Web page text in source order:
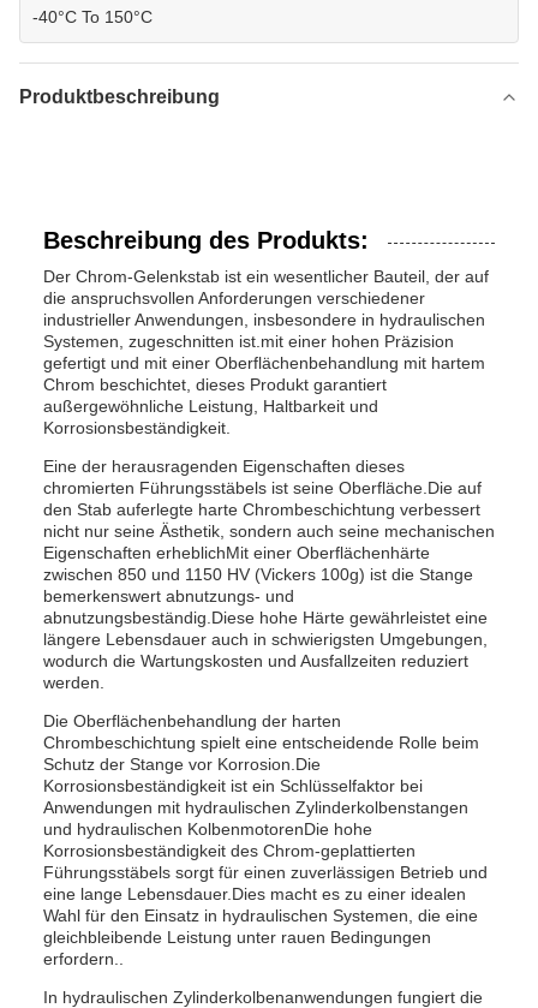
-40°C To 150°C
Produktbeschreibung
Beschreibung des Produkts:
Der Chrom-Gelenkstab ist ein wesentlicher Bauteil, der auf
die anspruchsvollen Anforderungen verschiedener
industrieller Anwendungen, insbesondere in hydraulischen
Systemen, zugeschnitten ist.mit einer hohen Präzision
gefertigt und mit einer Oberflächenbehandlung mit hartem
Chrom beschichtet, dieses Produkt garantiert
außergewöhnliche Leistung, Haltbarkeit und
Korrosionsbeständigkeit.
Eine der herausragenden Eigenschaften dieses
chromierten Führungsstäbels ist seine Oberfläche.Die auf
den Stab auferlegte harte Chrombeschichtung verbessert
nicht nur seine Ästhetik, sondern auch seine mechanischen
Eigenschaften erheblichMit einer Oberflächenhärte
zwischen 850 und 1150 HV (Vickers 100g) ist die Stange
bemerkenswert abnutzungs- und
abnutzungsbeständig.Diese hohe Härte gewährleistet eine
längere Lebensdauer auch in schwierigsten Umgebungen,
wodurch die Wartungskosten und Ausfallzeiten reduziert
werden.
Die Oberflächenbehandlung der harten
Chrombeschichtung spielt eine entscheidende Rolle beim
Schutz der Stange vor Korrosion.Die
Korrosionsbeständigkeit ist ein Schlüsselfaktor bei
Anwendungen mit hydraulischen Zylinderkolbenstangen
und hydraulischen KolbenmotorenDie hohe
Korrosionsbeständigkeit des Chrom-geplattierten
Führungsstäbels sorgt für einen zuverlässigen Betrieb und
eine lange Lebensdauer.Dies macht es zu einer idealen
Wahl für den Einsatz in hydraulischen Systemen, die eine
gleichbleibende Leistung unter rauen Bedingungen
erfordern..
In hydraulischen Zylinderkolbenanwendungen fungiert die